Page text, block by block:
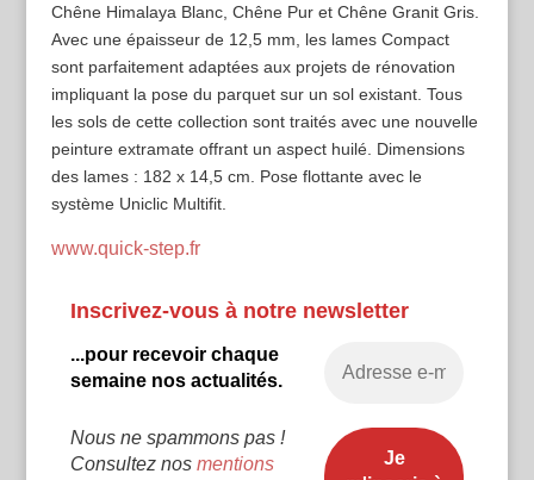
Chêne Himalaya Blanc, Chêne Pur et Chêne Granit Gris.
Avec une épaisseur de 12,5 mm, les lames Compact
sont parfaitement adaptées aux projets de rénovation
impliquant la pose du parquet sur un sol existant. Tous
les sols de cette collection sont traités avec une nouvelle
peinture extramate offrant un aspect huilé. Dimensions
des lames : 182 x 14,5 cm. Pose flottante avec le
système Uniclic Multifit.
www.quick-step.fr
Inscrivez-vous à notre newsletter
...pour recevoir chaque
semaine nos actualités.
Nous ne spammons pas !
Consultez nos mentions